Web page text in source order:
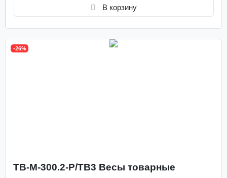
В корзину
-26%
ТВ-M-300.2-P/ТВ3 Весы товарные